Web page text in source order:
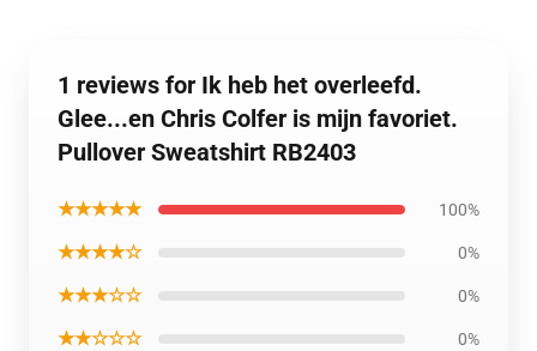
1 reviews for Ik heb het overleefd.
Glee...en Chris Colfer is mijn favoriet.
Pullover Sweatshirt RB2403
★★★★★ 100%
★★★★☆ 0%
★★★☆☆ 0%
★★☆☆☆ 0%